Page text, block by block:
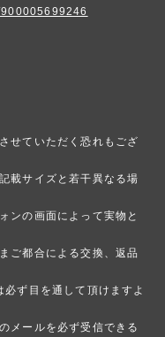
せていただく恐れもござ
載サイズと若干異なる場
ンの画面によって実物と
ご都合による交換、返品
ず目を通して頂けますよ
メールを必ず受信できる